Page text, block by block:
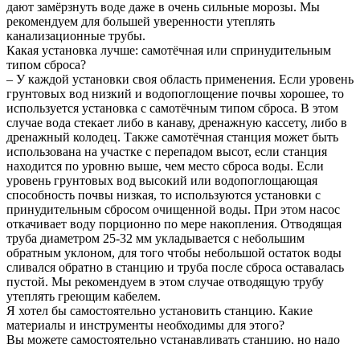
дают замёрзнуть воде даже в очень сильные морозы. Мы
рекомендуем для большей уверенности утеплять
канализационные трубы.
Какая установка лучше: самотёчная или спринудительным
типом сброса?
– У каждой установки своя область применения. Если уровень
грунтовых вод низкий и водопоглощение почвы хорошее, то
используется установка с самотёчным типом сброса. В этом
случае вода стекает либо в канаву, дренажную кассету, либо в
дренажный колодец. Также самотёчная станция может быть
использована на участке с перепадом высот, если станция
находится по уровню выше, чем место сброса воды. Если
уровень грунтовых вод высокий или водопоглощающая
способность почвы низкая, то используются установки с
принудительным сбросом очищенной воды. При этом насос
откачивает воду порционно по мере накопления. Отводящая
труба диаметром 25-32 мм укладывается с небольшим
обратным уклоном, для того чтобы небольшой остаток воды
сливался обратно в станцию и труба после сброса оставалась
пустой. Мы рекомендуем в этом случае отводящую трубу
утеплять греющим кабелем.
Я хотел бы самостоятельно установить станцию. Какие
материалы и инструменты необходимы для этого?
Вы можете самостоятельно устанавливать станцию, но надо